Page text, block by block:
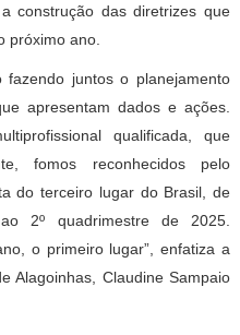
construção das diretrizes que
próximo ano.
fazendo juntos o planejamento
apresentam dados e ações.
qualificada, que
fomos reconhecidos pelo
do terceiro lugar do Brasil, de
2º quadrimestre de 2025.
o primeiro lugar”, enfatiza a
Alagoinhas, Claudine Sampaio